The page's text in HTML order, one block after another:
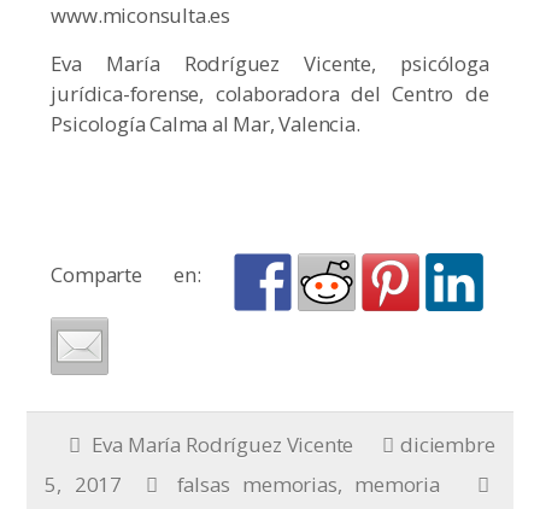
www.miconsulta.es
Eva María Rodríguez Vicente, psicóloga
jurídica-forense, colaboradora del Centro de
Psicología Calma al Mar, Valencia.
Comparte en:
Eva María Rodríguez Vicente
diciembre
5, 2017
falsas memorias, memoria